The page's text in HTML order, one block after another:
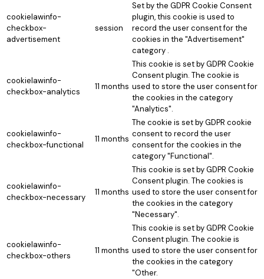
cookielawinfo-
checkbox-
advertisement
session
Set by the GDPR Cookie Consent
plugin, this cookie is used to
record the user consent for the
cookies in the "Advertisement"
category .
cookielawinfo-
checkbox-analytics
11 months
This cookie is set by GDPR Cookie
Consent plugin. The cookie is
used to store the user consent for
the cookies in the category
"Analytics".
cookielawinfo-
checkbox-functional
11 months
The cookie is set by GDPR cookie
consent to record the user
consent for the cookies in the
category "Functional".
cookielawinfo-
checkbox-necessary
11 months
This cookie is set by GDPR Cookie
Consent plugin. The cookies is
used to store the user consent for
the cookies in the category
"Necessary".
cookielawinfo-
checkbox-others
11 months
This cookie is set by GDPR Cookie
Consent plugin. The cookie is
used to store the user consent for
the cookies in the category
"Other.